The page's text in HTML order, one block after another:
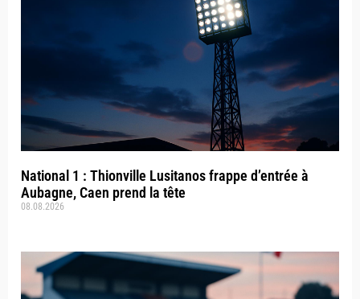
National 1 : Thionville Lusitanos frappe d’entrée à
Aubagne, Caen prend la tête
08.08.2026